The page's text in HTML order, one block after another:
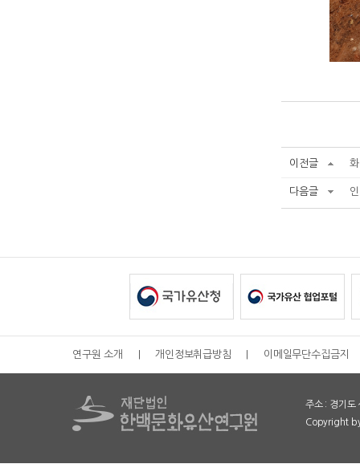
이전글
다음글
연구원 소개 개인정보취급방침 이메일무단수집금지
주소 : 경기
Copyright